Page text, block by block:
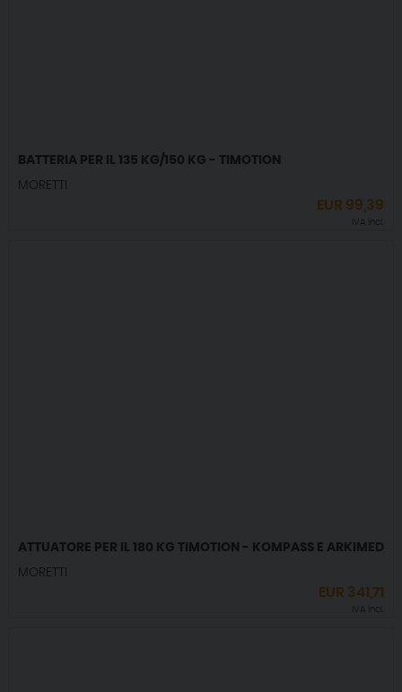
BATTERIA PER IL 135 KG/150 KG - TIMOTION
MORETTI
EUR 99,39
IVA incl.
ATTUATORE PER IL 180 KG TIMOTION - KOMPASS E ARKIMED
MORETTI
EUR 341,71
IVA incl.